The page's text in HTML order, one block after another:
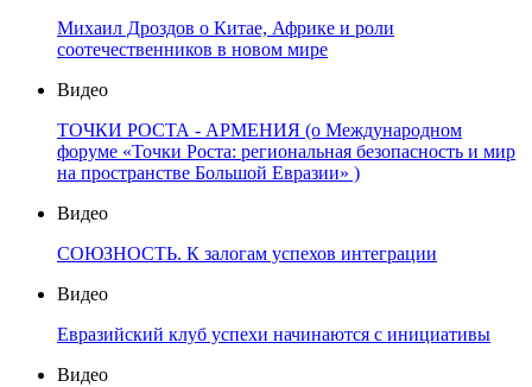
Михаил Дроздов о Китае, Африке и роли
соотечественников в новом мире
Видео
ТОЧКИ РОСТА - АРМЕНИЯ (о Международном
форуме «Точки Роста: региональная безопасность и мир
на пространстве Большой Евразии» )
Видео
СОЮЗНОСТЬ. К залогам успехов интеграции
Видео
Евразийский клуб успехи начинаются с инициативы
Видео